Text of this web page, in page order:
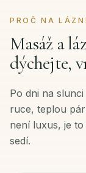
PROČ NA
Masáž a
dýchejte,
Po dni na
ruce, teplou
není luxus, je
sedí.